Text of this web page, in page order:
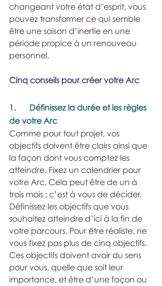
changeant votre état d’esprit, vous
pouvez transformer ce qui semble
être une saison d’inertie en une
période propice à un renouveau
personnel.
Cinq conseils pour créer votre Arc
1.	Définissez la durée et les règles
de votre Arc
Comme pour tout projet, vos
objectifs doivent être clairs ainsi que
la façon dont vous comptez les
atteindre. Fixez un calendrier pour
votre Arc. Cela peut être de un à
trois mois ; c’est à vous de décider.
Définissez les objectifs que vous
souhaitez atteindre d’ici à la fin de
votre parcours. Pour être réaliste, ne
vous fixez pas plus de cinq objectifs.
Ces objectifs doivent avoir du sens
pour vous, quelle que soit leur
importance, et être d’une façon ou